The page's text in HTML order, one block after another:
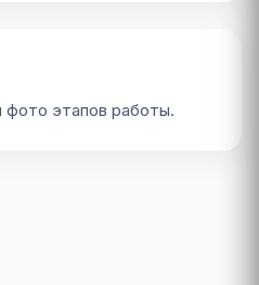
этапов работы.